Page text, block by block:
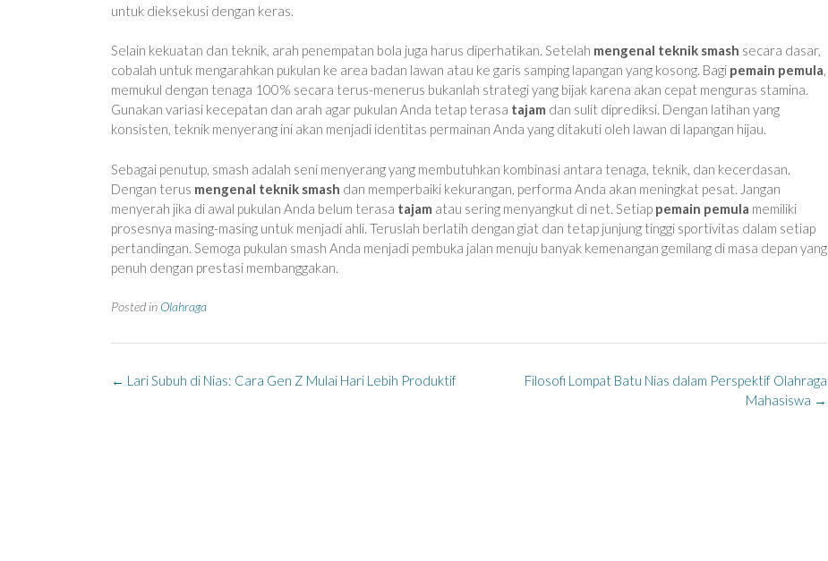
untuk dieksekusi dengan keras.
Selain kekuatan dan teknik, arah penempatan bola juga harus diperhatikan. Setelah mengenal teknik smash secara dasar,
cobalah untuk mengarahkan pukulan ke area badan lawan atau ke garis samping lapangan yang kosong. Bagi pemain pemula,
memukul dengan tenaga 100% secara terus-menerus bukanlah strategi yang bijak karena akan cepat menguras stamina.
Gunakan variasi kecepatan dan arah agar pukulan Anda tetap terasa tajam dan sulit diprediksi. Dengan latihan yang
konsisten, teknik menyerang ini akan menjadi identitas permainan Anda yang ditakuti oleh lawan di lapangan hijau.
Sebagai penutup, smash adalah seni menyerang yang membutuhkan kombinasi antara tenaga, teknik, dan kecerdasan.
Dengan terus mengenal teknik smash dan memperbaiki kekurangan, performa Anda akan meningkat pesat. Jangan
menyerah jika di awal pukulan Anda belum terasa tajam atau sering menyangkut di net. Setiap pemain pemula memiliki
prosesnya masing-masing untuk menjadi ahli. Teruslah berlatih dengan giat dan tetap junjung tinggi sportivitas dalam setiap
pertandingan. Semoga pukulan smash Anda menjadi pembuka jalan menuju banyak kemenangan gemilang di masa depan yang
penuh dengan prestasi membanggakan.
Posted in Olahraga
Post
Filosofi Lompat Batu Nias dalam Perspektif Olahraga
Mahasiswa →
← Lari Subuh di Nias: Cara Gen Z Mulai Hari Lebih Produktif